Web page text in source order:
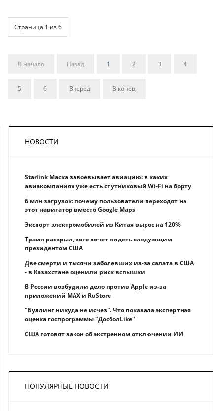
Страница 1 из 6
В начало Назад 1 2 3 4
5 6 Вперед В конец
НОВОСТИ
Starlink Маска завоевывает авиацию: в каких
авиакомпаниях уже есть спутниковый Wi-Fi на борту
6 млн загрузок: почему пользователи переходят на
этот навигатор вместо Google Maps
Экспорт электромобилей из Китая вырос на 120%
Трамп раскрыл, кого хочет видеть следующим
президентом США
Две смерти и тысячи заболевших из-за салата в США
- в Казахстане оценили риск вспышки
В России возбудили дело против Apple из-за
приложений MAX и RuStore
"Буллинг никуда не исчез". Что показала экспертная
оценка госпрограммы "ДосболLike"
США готовят закон об экстренном отключении ИИ
ПОПУЛЯРНЫЕ НОВОСТИ